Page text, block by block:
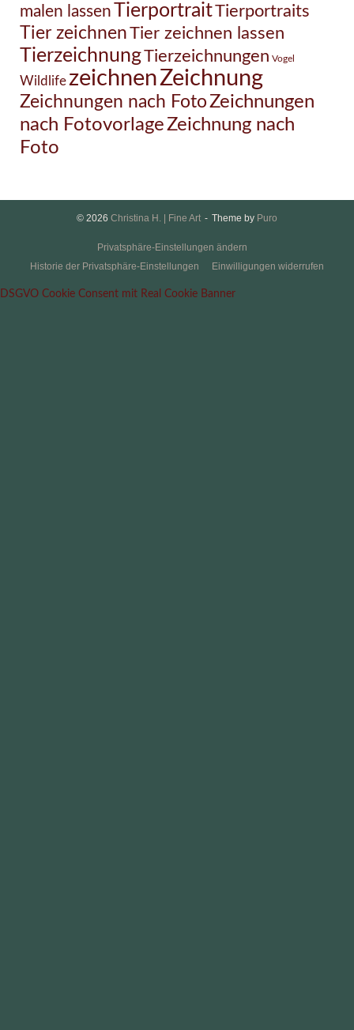
malen lassenTierportraitTierportraits
Tier zeichnenTier zeichnen lassen
TierzeichnungTierzeichnungen Vogel
WildlifezeichnenZeichnung
Zeichnungen nach FotoZeichnungen
nach FotovorlageZeichnung nach
Foto
© 2026 Christina H. | Fine Art Theme by Puro
Privatsphäre-Einstellungen ändern
Historie der Privatsphäre-Einstellungen
Einwilligungen widerrufen
DSGVO Cookie Consent mit Real Cookie Banner